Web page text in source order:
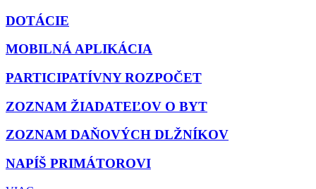
DOTÁCIE
MOBILNÁ APLIKÁCIA
PARTICIPATÍVNY ROZPOČET
ZOZNAM ŽIADATEĽOV O BYT
ZOZNAM DAŇOVÝCH DLŽNÍKOV
NAPÍŠ PRIMÁTOROVI